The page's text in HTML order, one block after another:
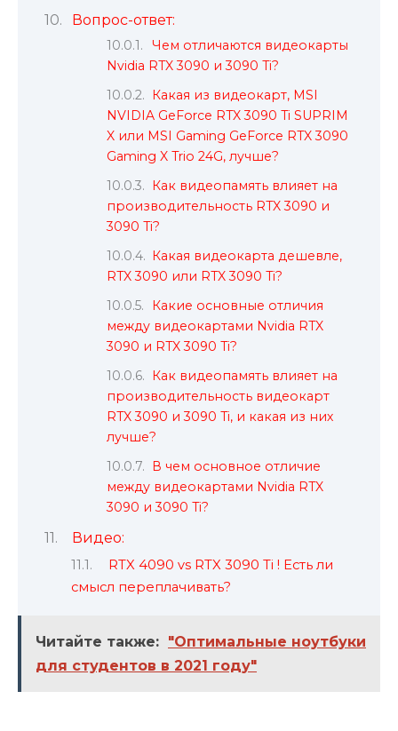
Вопрос-ответ:
Чем отличаются видеокарты
Nvidia RTX 3090 и 3090 Ti?
Какая из видеокарт, MSI
NVIDIA GeForce RTX 3090 Ti SUPRIM
X или MSI Gaming GeForce RTX 3090
Gaming X Trio 24G, лучше?
Как видеопамять влияет на
производительность RTX 3090 и
3090 Ti?
Какая видеокарта дешевле,
RTX 3090 или RTX 3090 Ti?
Какие основные отличия
между видеокартами Nvidia RTX
3090 и RTX 3090 Ti?
Как видеопамять влияет на
производительность видеокарт
RTX 3090 и 3090 Ti, и какая из них
лучше?
В чем основное отличие
между видеокартами Nvidia RTX
3090 и 3090 Ti?
Видео:
RTX 4090 vs RTX 3090 Ti ! Есть ли
смысл переплачивать?
Читайте также: "Оптимальные ноутбуки
для студентов в 2021 году"